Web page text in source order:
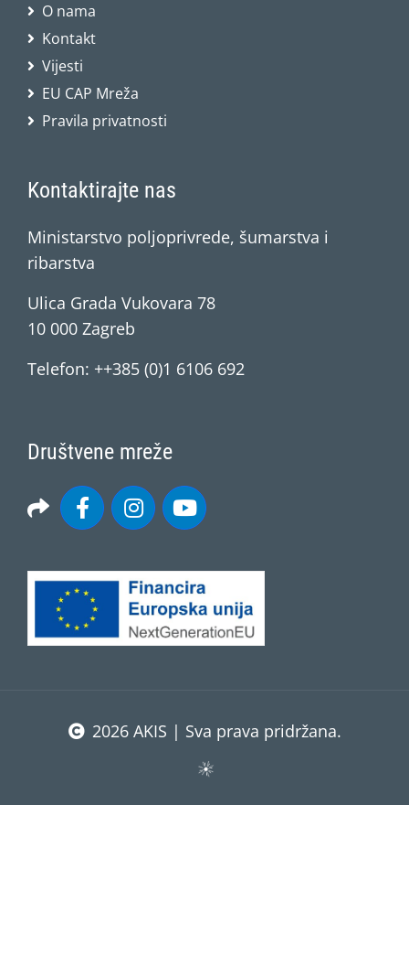
O nama
Kontakt
Vijesti
EU CAP Mreža
Pravila privatnosti
Kontaktirajte nas
Ministarstvo poljoprivrede, šumarstva i
ribarstva
Ulica Grada Vukovara 78
10 000 Zagreb
Telefon: ++385 (0)1 6106 692
Društvene mreže
2026 AKIS | Sva prava pridržana.